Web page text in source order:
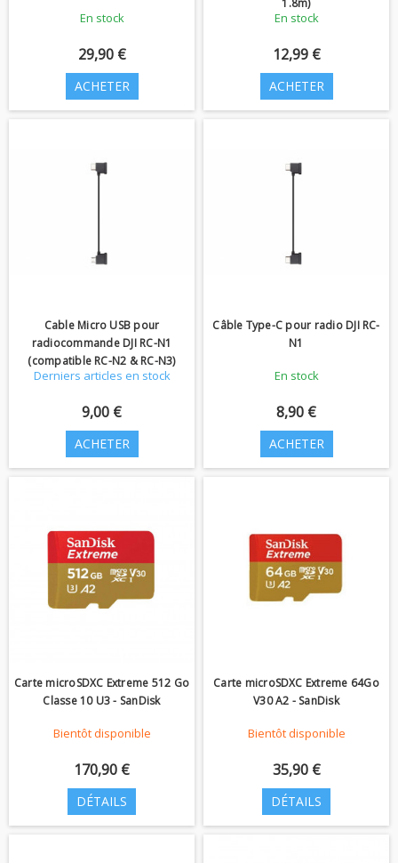
En stock
29,90 €
ACHETER
1.8m)
En stock
12,99 €
ACHETER
Cable Micro USB pour
radiocommande DJI RC-N1
(compatible RC-N2 & RC-N3)
Derniers articles en stock
9,00 €
ACHETER
Câble Type-C pour radio DJI RC-
N1
En stock
8,90 €
ACHETER
Carte microSDXC Extreme 512 Go
Classe 10 U3 - SanDisk
Bientôt disponible
170,90 €
DÉTAILS
Carte microSDXC Extreme 64Go
V30 A2 - SanDisk
Bientôt disponible
35,90 €
DÉTAILS